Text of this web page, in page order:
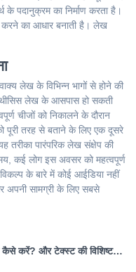
पदानुक्रम का निर्माण करता है।
करने का आधार बनाती है। लेख
लेख के विभिन्न भागों से होने की
थीसिस लेख के आसपास हो सकती
चीजों को निकालने के दौरान
पूरी तरह से बताने के लिए एक दूसरे
तरीका पारंपरिक लेख संक्षेप की
कई लोग इस अवसर को महत्वपूर्ण
के बारे में कोई आईडिया नहीं
सामग्री के लिए सबसे
साहित्यिक चोरी के लिए पाठ की जाँच कैसे करें? और टेक्स्ट की विशिष्टता कैसे बढ़ाई जाए?